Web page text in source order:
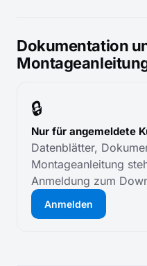
Dokumentation
🔒
Nur für angemeldete
Datenblätter,
Montageanleitung
Anmeldung zum
Anmelden